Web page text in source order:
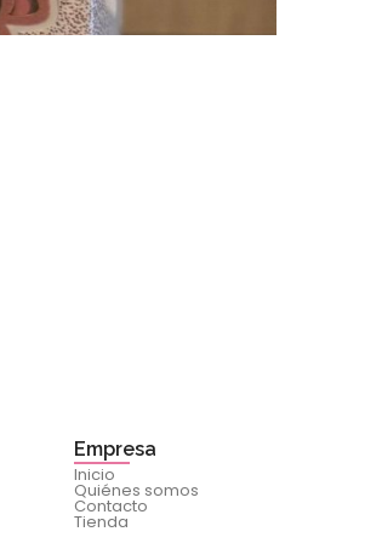
Empresa
Inicio
Quiénes somos
Contacto
Tienda